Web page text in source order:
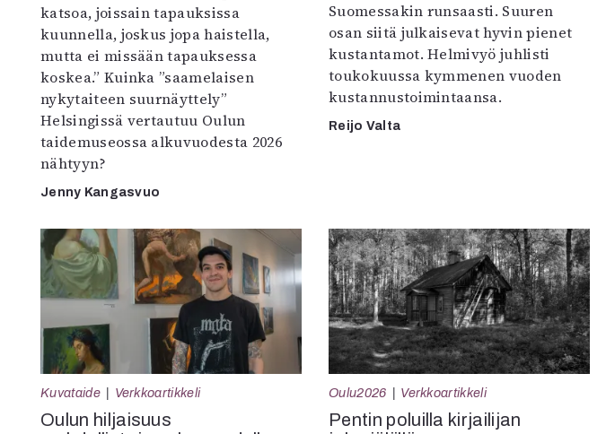
katsoa, joissain tapauksissa
kuunnella, joskus jopa haistella,
mutta ei missään tapauksessa
koskea.” Kuinka ”saamelaisen
nykytaiteen suurnäyttely”
Helsingissä vertautuu Oulun
taidemuseossa alkuvuodesta 2026
nähtyyn?
Jenny Kangasvuo
Suomessakin runsaasti. Suuren
osan siitä julkaisevat hyvin pienet
kustantamot. Helmivyö juhlisti
toukokuussa kymmenen vuoden
kustannustoimintaansa.
Reijo Valta
Kuvataide Verkkoartikkeli
Oulun hiljaisuus
Oulu2026 Verkkoartikkeli
Pentin poluilla kirjailijan